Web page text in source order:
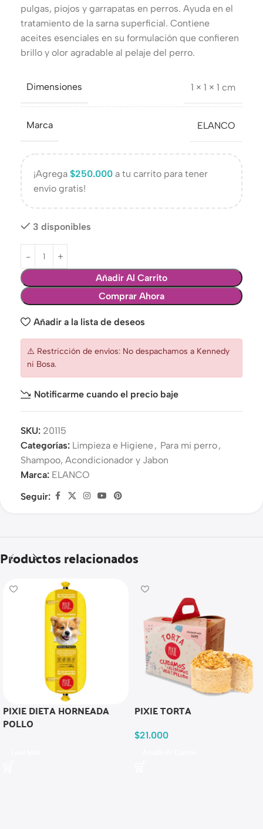
pulgas, piojos y garrapatas en perros. Ayuda en el
tratamiento de la sarna superficial. Contiene
aceites esenciales en su formulación que confieren
brillo y olor agradable al pelaje del perro.
Dimensiones 1 × 1 × 1 cm
Marca ELANCO
¡Agrega $250.000 a tu carrito para tener
envío gratis!
3 disponibles
Añadir Al Carrito
Comprar Ahora
Añadir a la lista de deseos
⚠️ Restricción de envíos: No despachamos a Kennedy
ni Bosa.
Notificarme cuando el precio baje
SKU: 20115
Categorías: Limpieza e Higiene, Para mi perro,
Shampoo, Acondicionador y Jabon
Marca: ELANCO
Seguir:
Productos relacionados
PIXIE DIETA HORNEADA
POLLO
PIXIE TORTA
$21.000